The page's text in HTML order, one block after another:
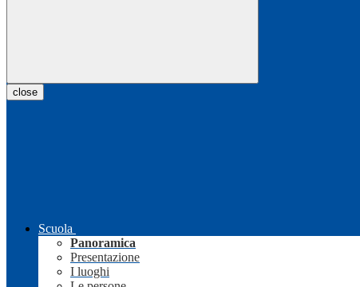
close
Scuola
Panoramica
Presentazione
I luoghi